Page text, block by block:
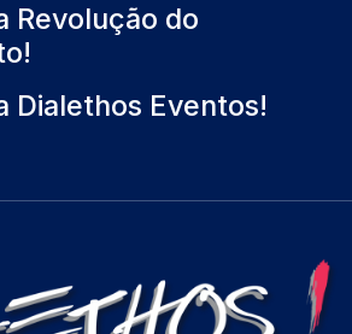
Revolução do
Dialethos Eventos!